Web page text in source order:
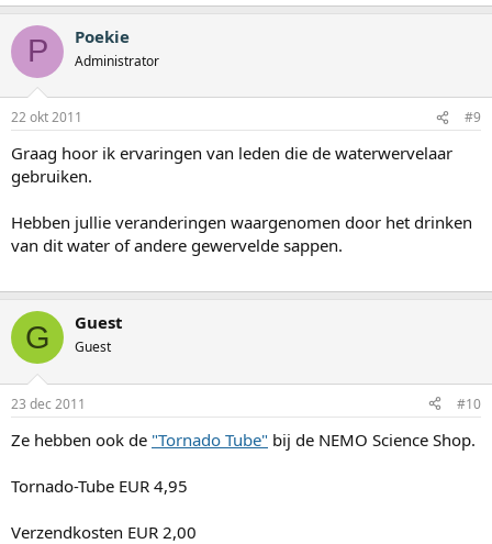
P Poekie
Administrator
22 okt 2011 #9
Graag hoor ik ervaringen van leden die de waterwervelaar
gebruiken.
Hebben jullie veranderingen waargenomen door het drinken
van dit water of andere gewervelde sappen.
G Guest
Guest
23 dec 2011 #10
Ze hebben ook de "Tornado Tube" bij de NEMO Science Shop.
Tornado-Tube EUR 4,95
Verzendkosten EUR 2,00